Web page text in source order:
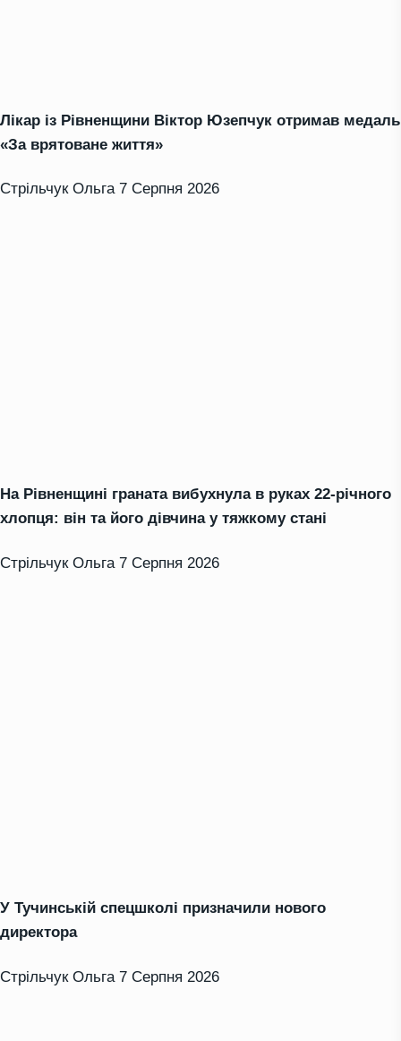
Лікар із Рівненщини Віктор Юзепчук отримав медаль
«За врятоване життя»
Стрільчук Ольга 7 Серпня 2026
На Рівненщині граната вибухнула в руках 22-річного
хлопця: він та його дівчина у тяжкому стані
Стрільчук Ольга 7 Серпня 2026
У Тучинській спецшколі призначили нового
директора
Стрільчук Ольга 7 Серпня 2026